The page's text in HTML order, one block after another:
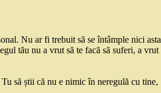
Nu ar fi trebuit să se întâmple nici asta
tău nu a vrut să te facă să suferi, a vrut
să știi că nu e nimic în neregulă cu tine,